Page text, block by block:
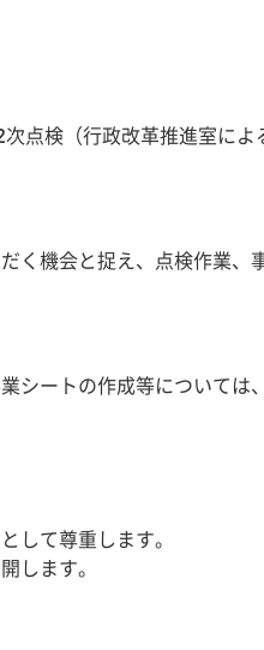
点検（行政改革推進室に
く機会と捉え、点検作業、
シートの作成等については
して尊重します。
します。